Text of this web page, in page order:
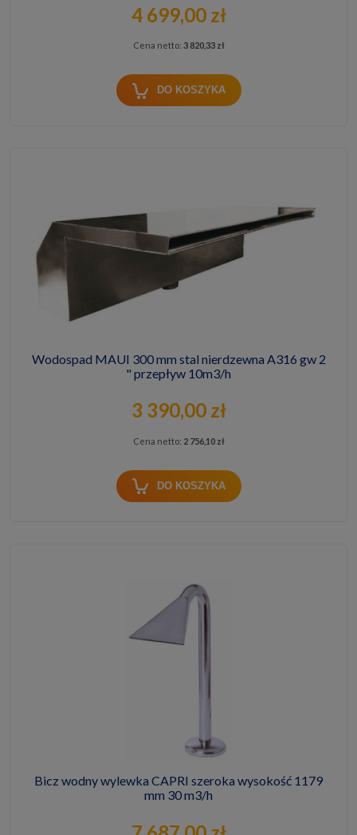
4 699,00 zł
Cena netto: 3 820,33 zł
DO KOSZYKA
Wodospad MAUI 300 mm stal nierdzewna A316 gw 2
" przepływ 10m3/h
3 390,00 zł
Cena netto: 2 756,10 zł
DO KOSZYKA
Bicz wodny wylewka CAPRI szeroka wysokość 1179
mm 30 m3/h